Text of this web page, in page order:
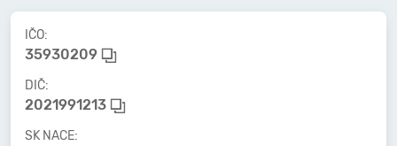
IČO:
35930209
DIČ:
2021991213
SK NACE: